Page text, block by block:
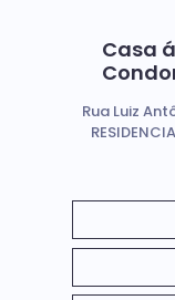
Casa
Rua Luiz